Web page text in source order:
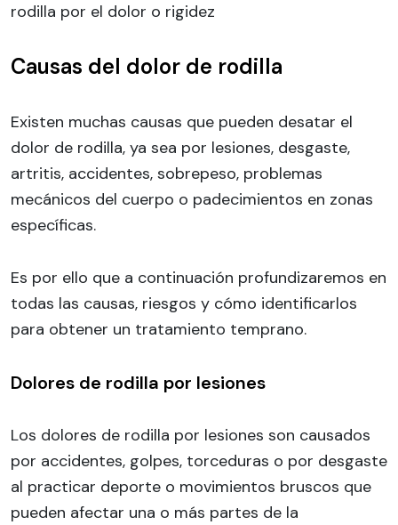
rodilla por el dolor o rigidez
Causas del dolor de rodilla
Existen muchas causas que pueden desatar el
dolor de rodilla, ya sea por lesiones, desgaste,
artritis, accidentes, sobrepeso, problemas
mecánicos del cuerpo o padecimientos en zonas
específicas.
Es por ello que a continuación profundizaremos en
todas las causas, riesgos y cómo identificarlos
para obtener un tratamiento temprano.
Dolores de rodilla por lesiones
Los dolores de rodilla por lesiones son causados
por accidentes, golpes, torceduras o por desgaste
al practicar deporte o movimientos bruscos que
pueden afectar una o más partes de la